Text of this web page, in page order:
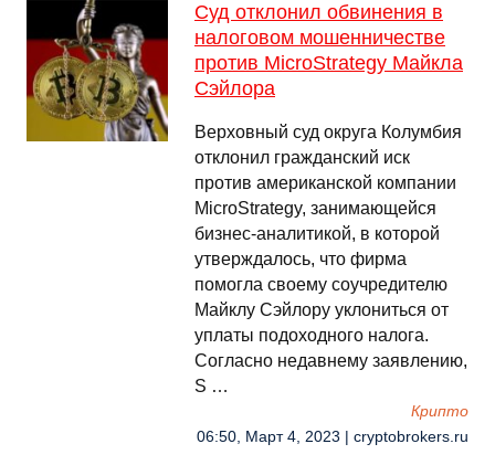
Суд отклонил обвинения в
налоговом мошенничестве
против MicroStrategy Майкла
Сэйлора
Верховный суд округа Колумбия
отклонил гражданский иск
против американской компании
MicroStrategy, занимающейся
бизнес-аналитикой, в которой
утверждалось, что фирма
помогла своему соучредителю
Майклу Сэйлору уклониться от
уплаты подоходного налога.
Согласно недавнему заявлению,
S …
Крипто
06:50, Март 4, 2023 | cryptobrokers.ru